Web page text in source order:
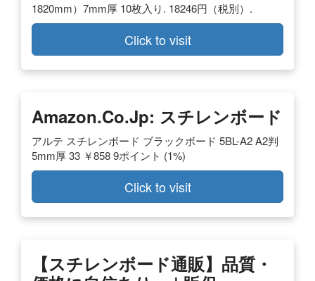
1820mm）7mm厚 10枚入り. 18246円（税別）.
Click to visit
Amazon.co.jp: スチレンボード
アルテ スチレンボード ブラックボード 5BL-A2 A2判
5mm厚 33 ￥858 9ポイント (1%)
Click to visit
【スチレンボード通販】品質・